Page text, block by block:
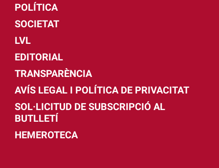
POLÍTICA
SOCIETAT
LVL
EDITORIAL
TRANSPARÈNCIA
AVÍS LEGAL I POLÍTICA DE PRIVACITAT
SOL·LICITUD DE SUBSCRIPCIÓ AL
BUTLLETÍ
HEMEROTECA